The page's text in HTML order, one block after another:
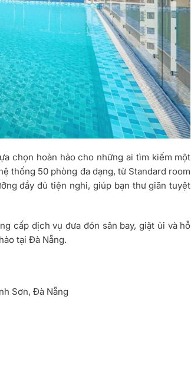
chọn hoàn hảo cho những ai tìm kiếm một
thống 50 phòng đa dạng, từ Standard room
đầy đủ tiện nghi, giúp bạn thư giãn tuyệt
cấp dịch vụ đưa đón sân bay, giặt ủi và hỗ
tại Đà Nẵng.
Sơn, Đà Nẵng
Sea Light Hotel
Xem thêm